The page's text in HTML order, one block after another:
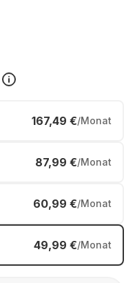
167,49 €/Monat
87,99 €/Monat
60,99 €/Monat
49,99 €/Monat